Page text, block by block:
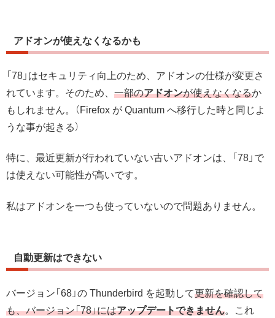
アドオンが使えなくなるかも
「78」はセキュリティ向上のため、アドオンの仕様が変更さ
れています。そのため、 一部のアドオンが使えなくなるか
もしれません。（Firefox が Quantum へ移行した時と同じよ
うな事が起きる）
特に、最近更新が行われていない古いアドオンは、「78」で
は使えない可能性が高いです。
私はアドオンを一つも使っていないので問題ありません。
自動更新はできない
バージョン「68」の Thunderbird を起動して更新を確認して
も、バージョン「78」にはアップデートできません。これ